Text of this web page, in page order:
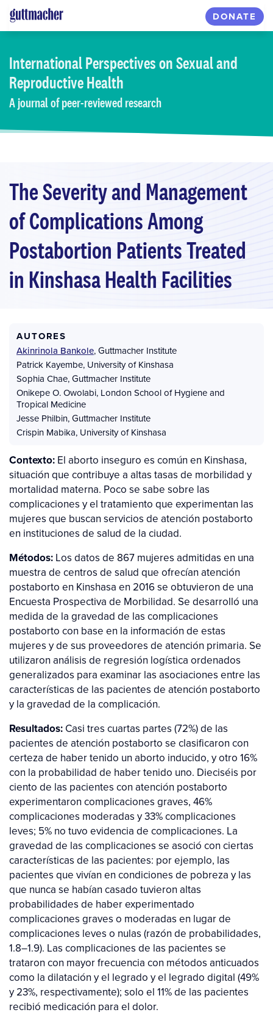
Skip
to
content
DONATE
International Perspectiveson Sexual and
Reproductive Health
A journal of peer-reviewed research
The Severity and Management
of Complications Among
Postabortion Patients Treated
in Kinshasa Health Facilities
AUTORES
Akinrinola Bankole,Guttmacher Institute
Patrick Kayembe, University of Kinshasa
Sophia Chae,Guttmacher Institute
Onikepe O. Owolabi, London School of Hygiene and
Tropical Medicine
Jesse Philbin,Guttmacher Institute
Crispin Mabika, University of Kinshasa
Contexto: El aborto inseguro es común en Kinshasa,
situación que contribuye a altas tasas de morbilidad y
mortalidad materna. Poco se sabe sobre las
complicaciones y el tratamiento que experimentan las
mujeres que buscan servicios de atención postaborto
en instituciones de salud de la ciudad.
Métodos: Los datos de 867 mujeres admitidas en una
muestra de centros de salud que ofrecían atención
postaborto en Kinshasa en 2016 se obtuvieron de una
Encuesta Prospectiva de Morbilidad. Se desarrolló una
medida de la gravedad de las complicaciones
postaborto con base en la información de estas
mujeres y de sus proveedores de atención primaria. Se
utilizaron análisis de regresión logística ordenados
generalizados para examinar las asociaciones entre las
características de las pacientes de atención postaborto
y la gravedad de la complicación.
Resultados: Casi tres cuartas partes (72%) de las
pacientes de atención postaborto se clasificaron con
certeza de haber tenido un aborto inducido, y otro 16%
con la probabilidad de haber tenido uno. Dieciséis por
ciento de las pacientes con atención postaborto
experimentaron complicaciones graves, 46%
complicaciones moderadas y 33% complicaciones
leves; 5% no tuvo evidencia de complicaciones. La
gravedad de las complicaciones se asoció con ciertas
características de las pacientes: por ejemplo, las
pacientes que vivían en condiciones de pobreza y las
que nunca se habían casado tuvieron altas
probabilidades de haber experimentado
complicaciones graves o moderadas en lugar de
complicaciones leves o nulas (razón de probabilidades,
1.8–1.9). Las complicaciones de las pacientes se
trataron con mayor frecuencia con métodos anticuados
como la dilatación y el legrado y el legrado digital (49%
y 23%, respectivamente); solo el 11% de las pacientes
recibió medicación para el dolor.